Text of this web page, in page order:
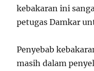
kebakaran ini
petugas Damkar
Penyebab
masih dalam